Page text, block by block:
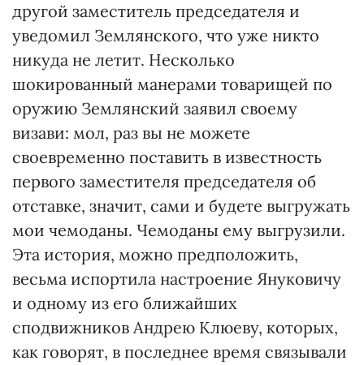
другой заместитель председателя и
уведомил Землянского, что уже никто
никуда не летит. Несколько
шокированный манерами товарищей по
оружию Землянский заявил своему
визави: мол, раз вы не можете
своевременно поставить в известность
первого заместителя председателя об
отставке, значит, сами и будете выгружать
мои чемоданы. Чемоданы ему выгрузили.
Эта история, можно предположить,
весьма испортила настроение Януковичу
и одному из его ближайших
сподвижников Андрею Клюеву, которых,
как говорят, в последнее время связывали